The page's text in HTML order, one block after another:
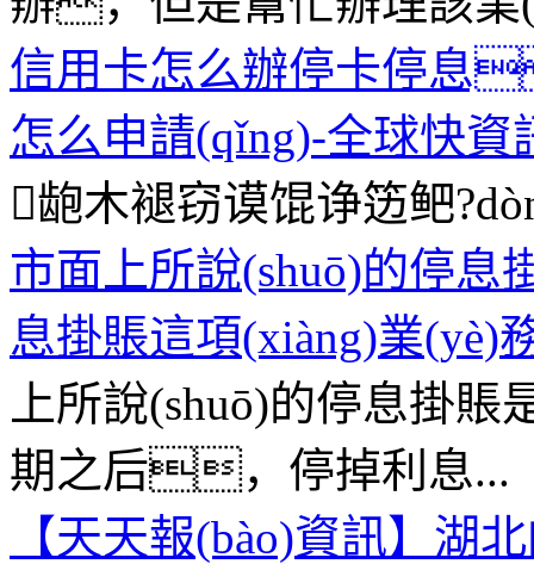
信用卡怎么辦停卡停
怎么申請(qǐng)-全球快資
龅木褪窃谟馄诤笾鲃
市面上所說(shuō)的停息
息掛賬這項(xiàng)業
上所說(shuō)的停息掛
期之后，停掉利息...
【天天報(bào)資訊】湖